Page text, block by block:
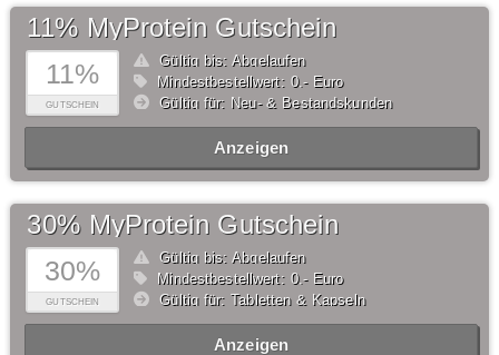
11%
GUTSCHEIN
11% MyProtein Gutschein
Gültig bis: Abgelaufen
Mindestbestellwert: 0,- Euro
Gültig für: Neu- & Bestandskunden
Anzeigen
30%
GUTSCHEIN
30% MyProtein Gutschein
Gültig bis: Abgelaufen
Mindestbestellwert: 0,- Euro
Gültig für: Tabletten & Kapseln
Anzeigen